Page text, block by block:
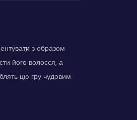
з образом
його волосся, а
цю гру чудовим